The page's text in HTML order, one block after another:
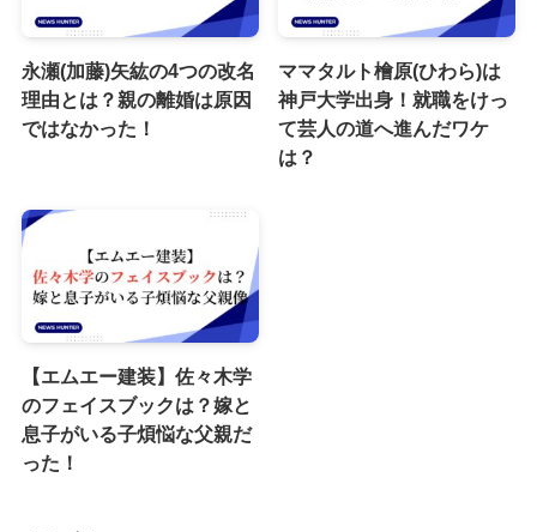
永瀬(加藤)矢紘の4つの改名
理由とは？親の離婚は原因
ではなかった！
ママタルト檜原(ひわら)は
神戸大学出身！就職をけっ
て芸人の道へ進んだワケ
は？
【エムエー建装】佐々木学
のフェイスブックは？嫁と
息子がいる子煩悩な父親だ
った！